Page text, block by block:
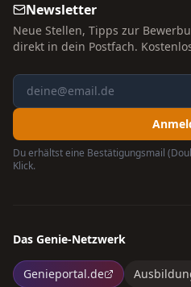
Newsletter
Neue Stellen, Tipps zur
direkt in dein Postfach.
Du erhältst eine Bestätigungsmail
Klick.
Das Genie-Netzwerk
Genieportal.de